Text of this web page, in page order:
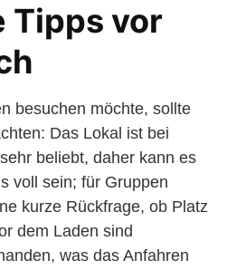
Tipps vor
besuchen möchte, sollte
Das Lokal ist bei
beliebt, daher kann es
voll sein; für Gruppen
kurze Rückfrage, ob Platz
dem Laden sind
was das Anfahren